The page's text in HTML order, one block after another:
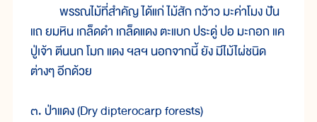
พรรณไม้ที่สำคัญ ได้แก่ ไม้สัก กว้าว มะค่าโมง ปัน
แถ ยมหิน เกล็ดดำ เกล็ดแดง ตะแบก ประดู่ ปอ มะกอก แค
ปู่เจ้า ตีนนก โมก แดง ฯลฯ นอกจากนี้ ยัง มีไม้ไผ่ชนิด
ต่างๆ อีกด้วย
๓. ป่าแดง (Dry dipterocarp forests)